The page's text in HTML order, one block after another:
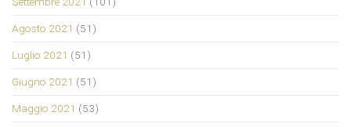
Agosto 2021 (51)
Luglio 2021 (51)
Giugno 2021 (51)
Maggio 2021 (53)